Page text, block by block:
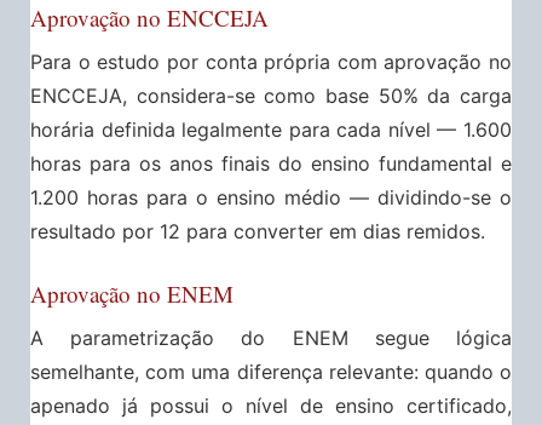
Aprovação no ENCCEJA
Para o estudo por conta própria com aprovação no
ENCCEJA, considera-se como base 50% da carga
horária definida legalmente para cada nível — 1.600
horas para os anos finais do ensino fundamental e
1.200 horas para o ensino médio — dividindo-se o
resultado por 12 para converter em dias remidos.
Aprovação no ENEM
A parametrização do ENEM segue lógica
semelhante, com uma diferença relevante: quando o
apenado já possui o nível de ensino certificado,